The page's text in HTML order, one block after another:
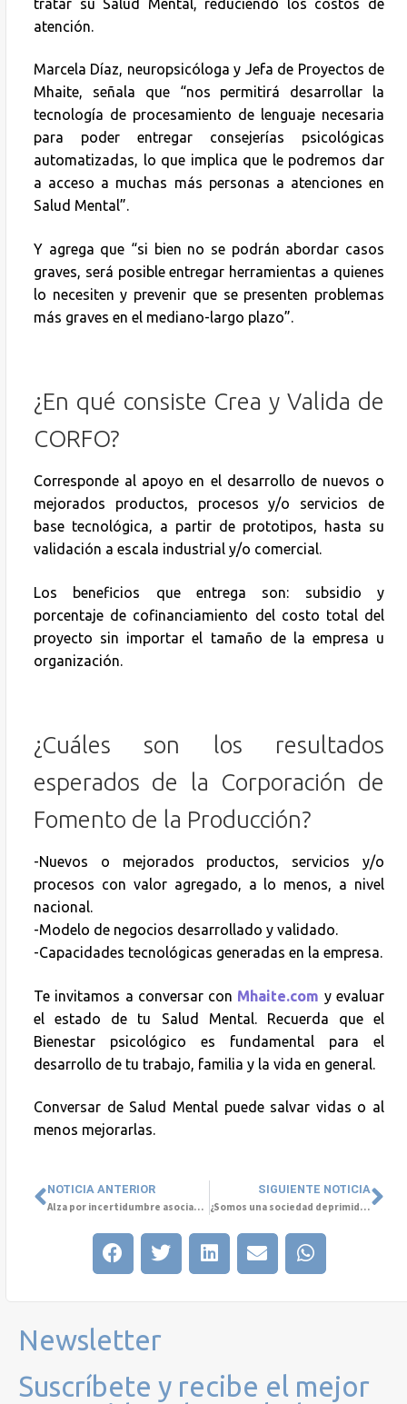
atención.
Marcela Díaz, neuropsicóloga y Jefa de Proyectos de
Mhaite, señala que “nos permitirá desarrollar la
tecnología de procesamiento de lenguaje necesaria
para poder entregar consejerías psicológicas
automatizadas, lo que implica que le podremos dar
a acceso a muchas más personas a atenciones en
Salud Mental”.
Y agrega que “si bien no se podrán abordar casos
graves, será posible entregar herramientas a quienes
lo necesiten y prevenir que se presenten problemas
más graves en el mediano-largo plazo”.
¿En qué consiste Crea y Valida de
CORFO?
Corresponde al apoyo en el desarrollo de nuevos o
mejorados productos, procesos y/o servicios de
base tecnológica, a partir de prototipos, hasta su
validación a escala industrial y/o comercial.
Los beneficios que entrega son: subsidio y
porcentaje de cofinanciamiento del costo total del
proyecto sin importar el tamaño de la empresa u
organización.
¿Cuáles son los resultados
esperados de la Corporación de
Fomento de la Producción?
-Nuevos o mejorados productos, servicios y/o
procesos con valor agregado, a lo menos, a nivel
nacional.
-Modelo de negocios desarrollado y validado.
-Capacidades tecnológicas generadas en la empresa.
Te invitamos a conversar con Mhaite.com y evaluar
el estado de tu Salud Mental. Recuerda que el
Bienestar psicológico es fundamental para el
desarrollo de tu trabajo, familia y la vida en general.
Conversar de Salud Mental puede salvar vidas o al
menos mejorarlas.
NOTICIA ANTERIOR
Alza por incertidumbre asociada al contexto social llega a las consultas de Salud Mental
SIGUIENTE NOTICIA
¿Somos una sociedad deprimida y sin esperanza en el futuro?
Newsletter
Suscríbete y recibe el mejor